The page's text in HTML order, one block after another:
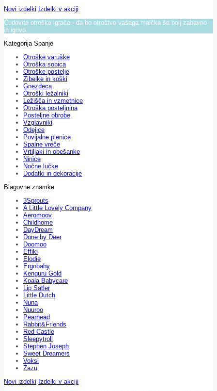
Novi izdelki Izdelki v akciji
Čudovite otroške igrače - da bo otroštvo vašega malčka še bolj zabavno
in igrivo.
Kategorija Spanje
Otroške varuške
Otroška sobica
Otroške postelje
Zibelke in koški
Gnezdeca
Otroški ležalniki
Ležišča in vzmetnice
Otroška posteljnina
Posteljne obrobe
Vzglavniki
Odejice
Povijalne plenice
Spalne vreče
Vrtiljaki in obešanke
Ninice
Nočne lučke
Dodatki in dekoracije
Blagovne znamke
3Sprouts
A Little Lovely Company
Aeromoov
Childhome
DayDream
Done by Deer
Doomoo
Effiki
Elodie
Ergobaby
Kenguru Gold
Koala Babycare
Lip Satler
Little Dutch
Nuna
Nuuroo
Pearhead
Rabbit&Friends
Red Castle
Sleepytroll
Stephen Joseph
Sweet Dreamers
Voksi
Zazu
Novi izdelki Izdelki v akciji